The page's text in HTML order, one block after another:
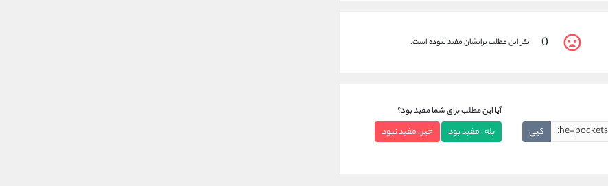
0 نفر این مطلب برایشان مفید نبوده است.
کپی
آیا این مطلب برای شما مفید بود؟
بله ، مفید بود خیر ، مفید نبود